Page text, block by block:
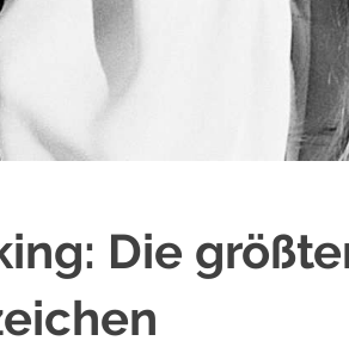
Die